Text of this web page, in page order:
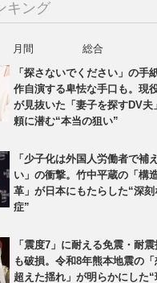
キング
月間
総合
「探さないでください」の手
作自演する卑怯な手口も。現
が見抜いた「妻子を探すDV夫
頼に潜む“本当の狙い”
「少子化は外国人労働者で補
い」の衝撃。竹中平蔵の「構
革」が日本にもたらした“深
症”
「震度7」に耐える免震・耐
も破損。令和8年熊本地震の
超えた揺れ」が明らかにした